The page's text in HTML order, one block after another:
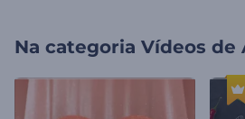
Na categoria Vídeos de